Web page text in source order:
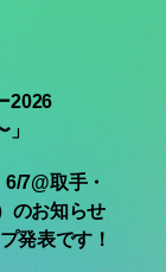
2026
7@取手・
のお知らせ
発表です！